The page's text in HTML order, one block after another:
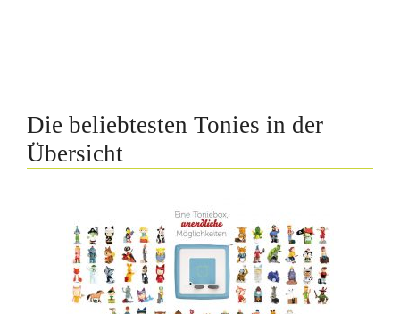
Die beliebtesten Tonies in der
Übersicht